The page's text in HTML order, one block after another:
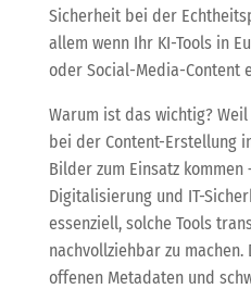
Sicherheit bei der
allem wenn Ihr KI-Tools in
oder Social-Media-Content
Warum ist das wichtig?
bei der Content-Erstellung
Bilder zum Einsatz kommen
Digitalisierung und IT-
essenziell, solche Tools
nachvollziehbar zu machen.
offenen Metadaten und